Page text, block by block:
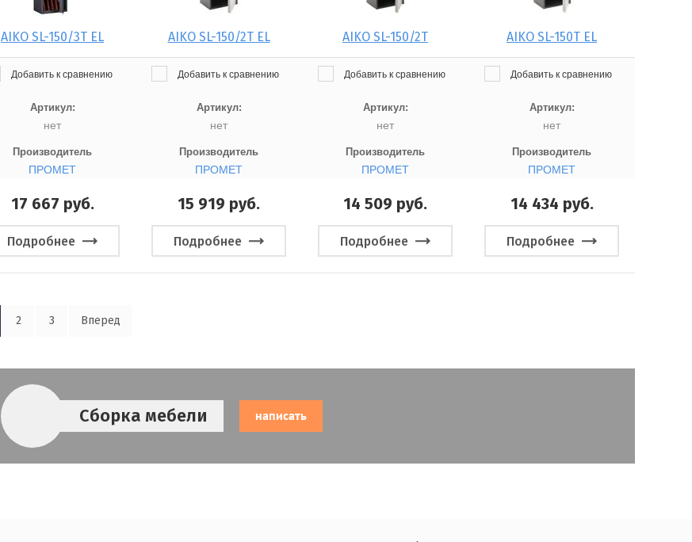
AIKO SL-150/3Т EL
Добавить к сравнению
Артикул:
нет
Производитель
ПРОМЕТ
17 667 руб.
Подробнее
AIKO SL-150/2Т EL
Добавить к сравнению
Артикул:
нет
Производитель
ПРОМЕТ
15 919 руб.
Подробнее
AIKO SL-150/2Т
Добавить к сравнению
Артикул:
нет
Производитель
ПРОМЕТ
14 509 руб.
Подробнее
AIKO SL-150Т EL
Добавить к сравнению
Артикул:
нет
Производитель
ПРОМЕТ
14 434 руб.
Подробнее
2 3 Вперед
Сборка мебели написать